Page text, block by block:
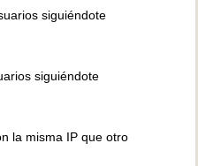
siguiéndote
siguiéndote
la misma IP que otro